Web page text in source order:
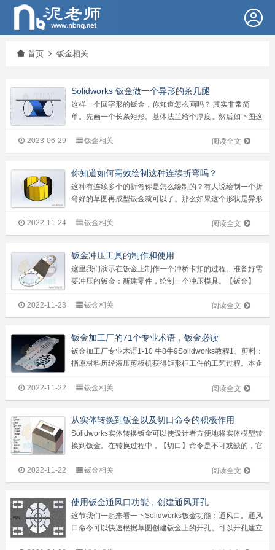
首页 钣金相关
Solidworks 钣金做一个异形的茶几腿
这样一个回字形的钣金，你知道怎么画吗？ 其实非常简
单。先画一个长条矩形。基体法兰给个厚度。然后如下图这
选中直线，折弯成型。当然，如果您是第一次进行设计，可
能对于尺寸不是好把握，那我们可以每...
阅读全文
2023-06-29 钣金相关
你知道如何高效绘制这种连续折弯吗？
这种有连续多个的折弯你是怎么绘制的？有人说绘制一个折
弯好的草图再成型钣金就可以了。那么如果这个形状是异形
的。没错，只需要折弯一次。来看具体办法：绘制好薄片。
牛8牛9Solidworks教程...
阅读全文
2022-11-24 钣金相关
钣金冲压工具的制作和使用
这里我们演示在钣金上制作一个冲桥卡扣的过程。准备好需
要冲压的钣金：新建零件，绘制一个冲压模具。【钣金】
线面。保存文件。设计库，【添加到库】，将这个工具添加
到成型工具文件夹中。关闭当前文档。...
阅读全文
2022-11-23 钣金相关
钣金加工厂的71个专业术语，钣金必读
钣金加工厂专业术语1-10 牛8牛9Solidworks教程1、剪料：
指原材料历经液压剪板机获得矩形框工件的工艺过程。本企
不太高的工件生产加工，工艺工程师要要用此工艺开展生产
制造，生产成本...
阅读全文
2022-11-22 钣金相关
从实体转换到钣金以及切口命令的积极作用
Solidworks实体转换钣金可以使设计者方便地将实体模型转
换到钣金。在转换过程中，【切口】命令是不可或缺的，它
成型。接下来我们演示实体转换到钣金的过程和切口命令在
过程中起到的作用以及不...
阅读全文
2022-11-22 钣金相关
使用钣金通风口功能，创建通风开孔
这节我们一起来看一下Solidworks钣金功能：通风口。通风
口命令可以快速根据草图创建钣金上的开孔。可以开孔建立